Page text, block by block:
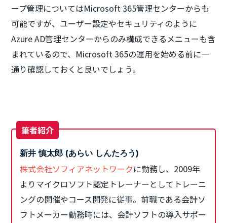
ープ管理についてはMicrosoft 365管理センターからも
可能ですが、ユーザー設定やセキュリティのように
Azure AD管理センターからのみ構成できるメニューも含
まれているので、Microsoft 365の運用を始める前に一
通り確認しておくと良いでしょう。
筆者紹介
新井 慎太郎 (あらい しんたろう)
株式会社ソフィアネットワークに勤務し、2009年
よりマイクロソフト認定トレーナーとしてトレーニ
ングの開催やコース開発に従事。前職である会計ソ
フトメーカー勤務時には、会計ソフトの導入サポー